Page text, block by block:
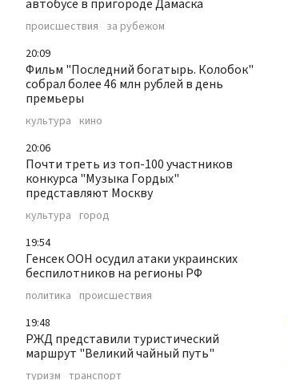
автобусе в пригороде Дамаска
происшествия за рубежом
20:09
Фильм "Последний богатырь. Колобок"
собрал более 46 млн рублей в день
премьеры
культура кино
20:06
Почти треть из топ-100 участников
конкурса "Музыка Гордых"
представляют Москву
культура город
19:54
Генсек ООН осудил атаки украинских
беспилотников на регионы РФ
политика происшествия
19:48
РЖД представили туристический
маршрут "Великий чайный путь"
туризм транспорт